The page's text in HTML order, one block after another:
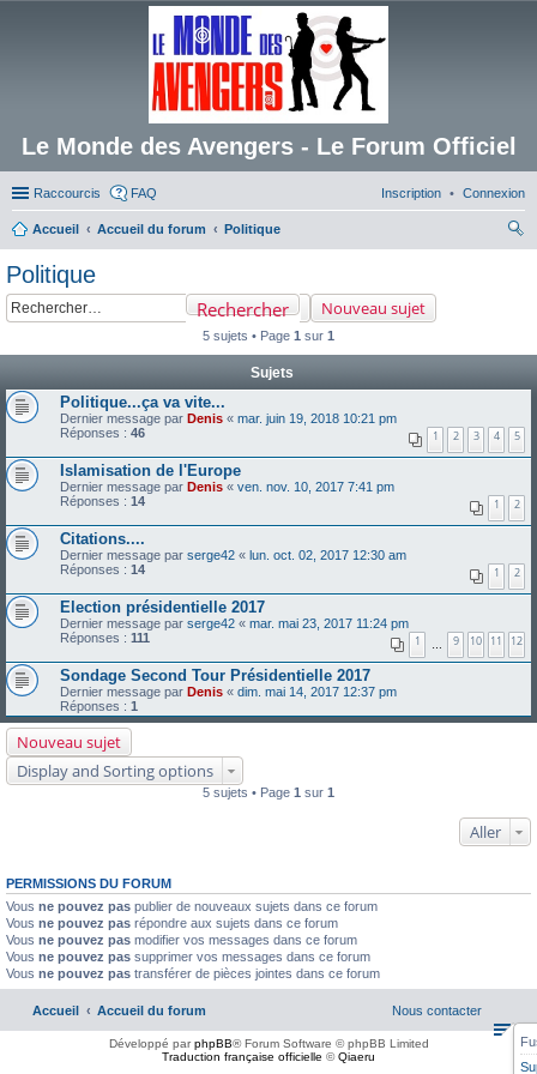
Le Monde des Avengers - Le Forum Officiel
Raccourcis FAQ Connexion
Inscription
Accueil Accueil du forum
Politique
Politique
Nouveau sujet
Rechercher
5 sujets • Page 1 sur 1
Sujets
Politique...ça va vite...
Dernier message par Denis « mar. juin 19, 2018 10:21 pm
Réponses : 46 1 2 3 4 5
Islamisation de l'Europe
Dernier message par Denis « ven. nov. 10, 2017 7:41 pm
Réponses : 14 1 2
Citations....
Dernier message par serge42 « lun. oct. 02, 2017 12:30 am
Réponses : 14 1 2
Election présidentielle 2017
Dernier message par serge42 « mar. mai 23, 2017 11:24 pm
Réponses : 111 1 … 9 10 11 12
Sondage Second Tour Présidentielle 2017
Dernier message par Denis « dim. mai 14, 2017 12:37 pm
Réponses : 1
Nouveau sujet
Display and Sorting options
5 sujets • Page 1 sur 1
Aller
PERMISSIONS DU FORUM
Vous ne pouvez pas publier de nouveaux sujets dans ce forum
Vous ne pouvez pas répondre aux sujets dans ce forum
Vous ne pouvez pas modifier vos messages dans ce forum
Vous ne pouvez pas supprimer vos messages dans ce forum
Vous ne pouvez pas transférer de pièces jointes dans ce forum
Accueil Accueil du forum Nous contacter
Développé parphpBB® Forum Software © phpBB Limited
Traduction française officielle ©Qiaeru